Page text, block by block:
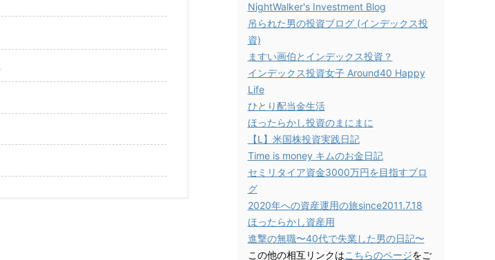
NightWalker's Investment Blog
吊られた男の投資ブログ (インデックス投
資)
ますい画伯とインデックス投資？
インデックス投資女子 Around40 Happy
Life
ひとり配当金生活
ほったらかし投資のまにまに
【L】米国株投資実践日記
Time is money キムのお金日記
セミリタイア資金3000万円を目指すブロ
グ
2020年への資産運用の旅since2011.7.18
ほったらかし資産用
進撃の無職〜40代で失業した男の日記〜
この他の相互リンクはこちらのページをご